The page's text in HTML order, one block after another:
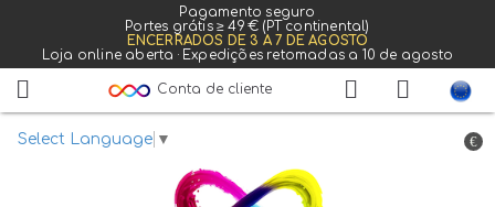
Pagamento seguro
Portes grátis ≥ 49 € (PT continental)
ENCERRADOS DE 3 A 7 DE AGOSTO
Loja online aberta · Expedições retomadas a 10 de agosto
Select Language ▼
Conta de cliente
€